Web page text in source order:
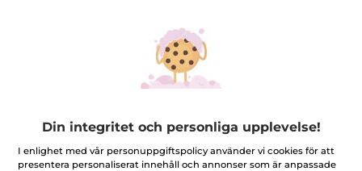
Din integritet och personliga upplevelse!
I enlighet med vår personuppgiftspolicy använder vi cookies för att
presentera personaliserat innehåll och annonser som är anpassade